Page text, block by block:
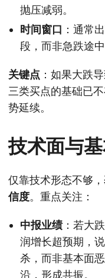
抛压减弱。
时间窗口 ：通常
段，而非急跌途中
关键点 ：如果大跌
三类买点的基础已
势延续。
技术面与
仅靠技术形态不够，
信度。重点关注：
中报业绩：若大
润增长超预期，
杀，而非基本面
沿，形成共振。